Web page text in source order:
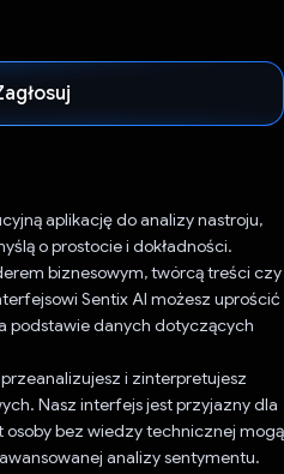
aplikację do analizy nastroju,
o prostocie i dokładności.
biznesowym, twórcą treści czy
Sentix AI możesz uprościć
podstawie danych dotyczących
i zinterpretujesz
Nasz interfejs jest przyjazny dla
bez wiedzy technicznej mogą
analizy sentymentu.